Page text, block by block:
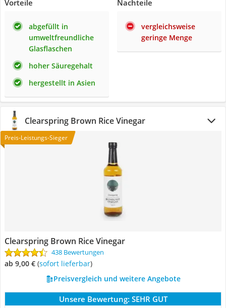
Vorteile
abgefüllt in
umweltfreundliche
Glasflaschen
hoher Säuregehalt
hergestellt in Asien
Nachteile
vergleichsweise
geringe Menge
Clearspring Brown Rice Vinegar
Preis-Leistungs-Sieger
Clearspring Brown Rice Vinegar
438 Bewertungen
ab 9,00 € ( Sofort lieferbar)
Preisvergleich und weitere Angebote
Unsere Bewertung: SEHR GUT